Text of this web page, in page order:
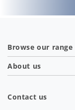
Browse our range
About us
Contact us